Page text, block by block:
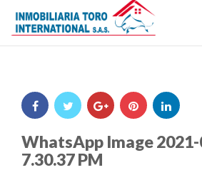
WhatsApp Image
7.30.37 PM